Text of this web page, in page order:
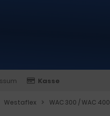
Kasse
Westaflex WAC 300 / WAC 400